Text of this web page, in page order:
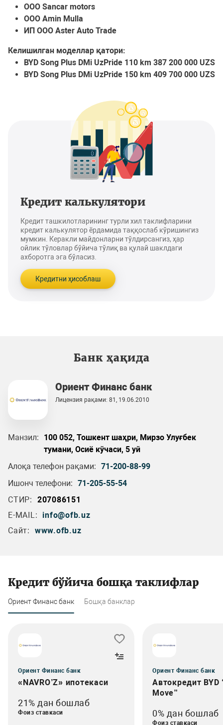
ООО Sancar motors
ООО Amin Mulla
ИП ООО Aster Auto Trade
Келишилган моделлар қатори:
BYD Song Plus DMi UzPride 110 km 387 200 000 UZS
BYD Song Plus DMi UzPride 150 km 409 700 000 UZS
Кредит калькулятори
Кредит ташкилотларининг турли хил таклифларини
кредит калькулятор ёрдамида таққослаб кўришингиз
мумкин. Керакли майдонларни тўлдирсангиз, ҳар
ойлик тўловлар бўйича тўлиқ ва қулай шаклдаги
ахборотга эга бўласиз.
Кредитни ҳисоблаш
Банк ҳақида
Ориент Финанс банк
Лицензия рақами: 81, 19.06.2010
Манзил:
100 052, Тошкент шаҳри, Мирзо Улуғбек
тумани, Осиё кўчаси, 5 уй
Алоқа телефон рақами: 71-200-88-99
Ишонч телефони: 71-205-55-54
СТИР:
207086151
E-MAIL:
info@ofb.uz
Сайт:
www.ofb.uz
Кредит бўйича бошқа таклифлар
Ориент Финанс банк Бошқа банклар
Ориент Финанс банк
«NAVRO’Z» ипотекаси
21% дан бошлаб
Фоиз ставкаси
Ориент Финанс банк
Автокредит BYD
Move”
0% дан бошлаб
Фоиз ставкаси